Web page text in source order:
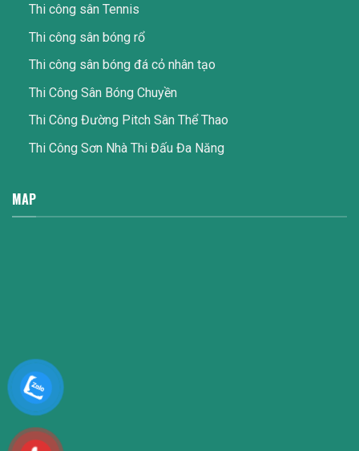
Thi công sân Tennis
Thi công sân bóng rổ
Thi công sân bóng đá cỏ nhân tạo
Thi Công Sân Bóng Chuyền
Thi Công Đường Pitch Sân Thể Thao
Thi Công Sơn Nhà Thi Đấu Đa Năng
MAP